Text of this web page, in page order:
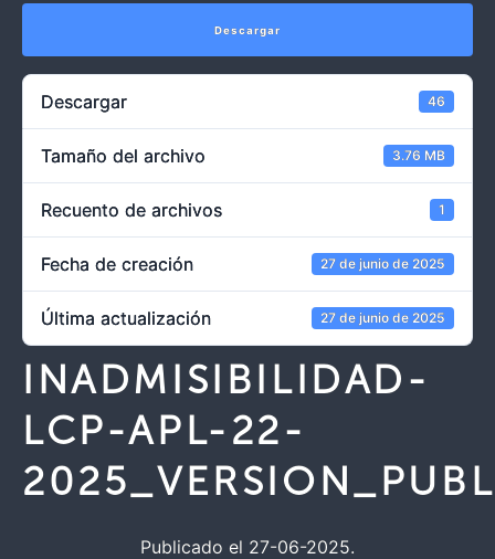
Descargar
Descargar 46
Tamaño del archivo 3.76 MB
Recuento de archivos 1
Fecha de creación 27 de junio de 2025
Última actualización 27 de junio de 2025
INADMISIBILIDAD-
LCP-APL-22-
Publicado el 27-06-2025.